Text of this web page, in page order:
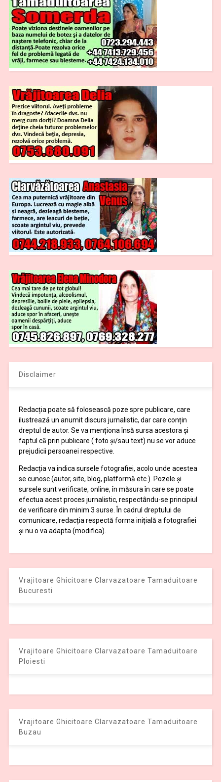
Disclaimer
Redacția poate să folosească poze spre publicare, care
ilustrează un anumit discurs jurnalistic, dar care conțin
dreptul de autor. Se va menționa însă sursa acestora și
faptul că prin publicare ( foto și/sau text) nu se vor aduce
prejudicii persoanei respective.
Redacția va indica sursele fotografiei, acolo unde acestea
se cunosc (autor, site, blog, platformă etc.). Pozele și
sursele sunt verificate, online, în măsura în care se poate
efectua acest proces jurnalistic, respectându-se principiul
de verificare din minim 3 surse. În cadrul dreptului de
comunicare, redacția respectă forma inițială a fotografiei
și nu o va adapta (modifica).
Vrajitoare Ghicitoare Clarvazatoare Tamaduitoare
Bucuresti
Vrajitoare Ghicitoare Clarvazatoare Tamaduitoare
Ploiesti
Vrajitoare Ghicitoare Clarvazatoare Tamaduitoare
Buzau